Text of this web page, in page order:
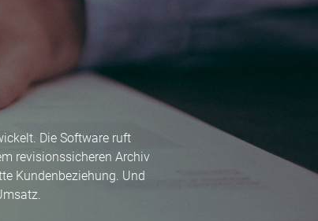
Die Software ruft
revisionssicheren Archiv
Kundenbeziehung. Und